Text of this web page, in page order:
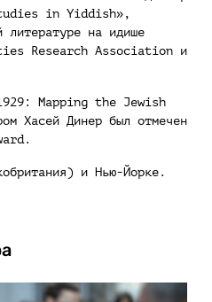
in Yiddish»,
литературе на идише
Research Association и
Mapping the Jewish
Хасей Динер был отмечен
и Нью-Йорке.